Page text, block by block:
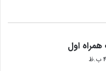
اول